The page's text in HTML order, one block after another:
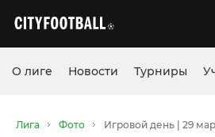
О лиге Новости Турниры
Лига Фото Игровой день | 29